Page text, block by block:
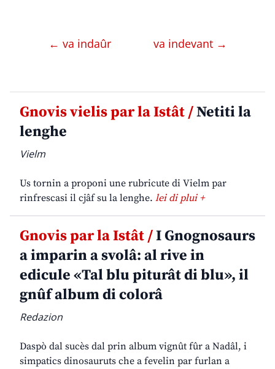
← va indaûr va indevant →
Gnovis vielis par la Istât /Netiti la
lenghe
Vielm
Us tornin a proponi une rubricute di Vielm par
rinfrescasi il cjâf su la lenghe. lei di plui +
Gnovis par la Istât /I Gnognosaurs
a imparin a svolâ: al rive in
edicule «Tal blu piturât di blu», il
gnûf album di colorâ
Redazion
Daspò dal sucès dal prin album vignût fûr a Nadâl, i
simpatics dinosauruts che a fevelin par furlan a